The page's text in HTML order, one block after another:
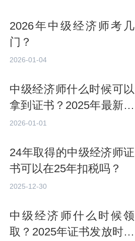
2026年中级经济师考几
门？
2026-01-04
中级经济师什么时候可以
拿到证书？2025年最新领
取时间与方式解析
2026-01-01
24年取得的中级经济师证
书可以在25年扣税吗？
2025-12-30
中级经济师什么时候领
取？2025年证书发放时间